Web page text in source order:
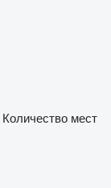
Количество мест